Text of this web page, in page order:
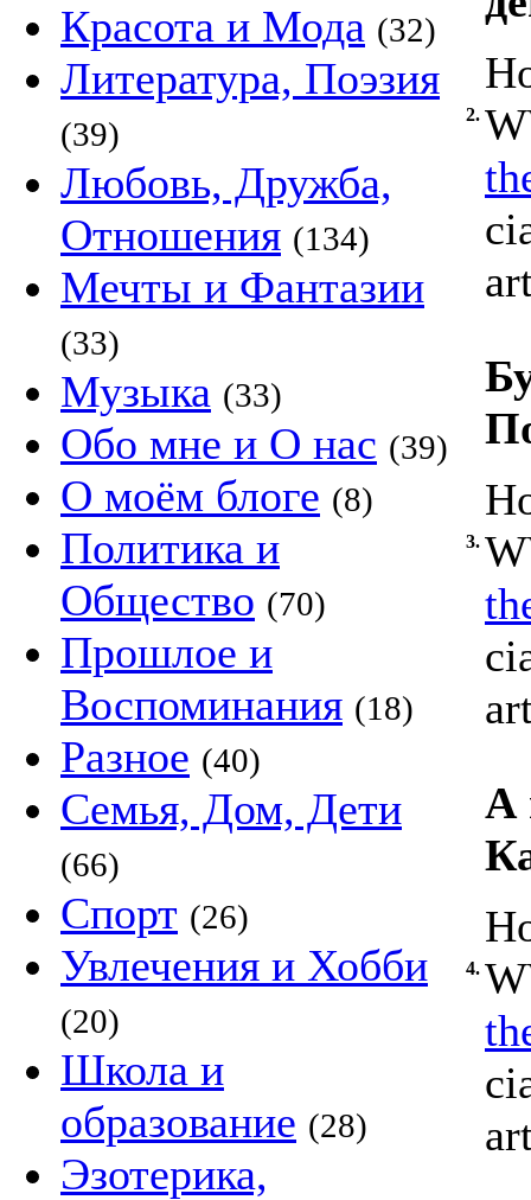
Красота и Мода (32)
Литература, Поэзия
(39)
Любовь, Дружба,
Отношения (134)
Мечты и Фантазии
(33)
Музыка (33)
Обо мне и О нас (39)
О моём блоге (8)
Политика и
Общество (70)
Прошлое и
Воспоминания (18)
Разное (40)
Семья, Дом, Дети
(66)
Спорт (26)
Увлечения и Хобби
(20)
Школа и
образование (28)
Эзотерика,
2.
3.
4.
А